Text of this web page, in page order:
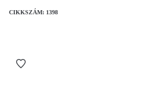
CIKKSZÁM: 1398